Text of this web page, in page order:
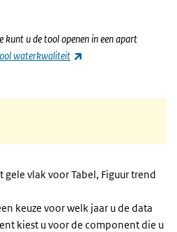
kunt u de tool openen in een apart
waterkwaliteit
gele vlak voor Tabel, Figuur trend
keuze voor welk jaar u de data
kiest u voor de component die u